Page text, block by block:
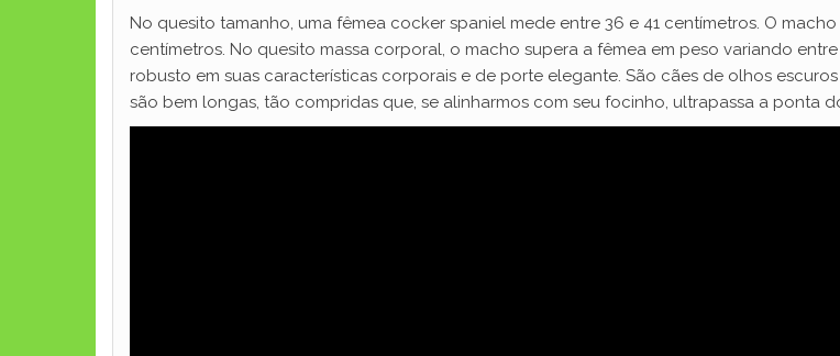
No quesito tamanho, uma fêmea cocker spaniel mede entre 36 e 41 centímetros. O
centímetros. No quesito massa corporal, o macho supera a fêmea em peso variando
robusto em suas características corporais e de porte elegante. São cães de olhos
são bem longas, tão compridas que, se alinharmos com seu focinho, ultrapassa a ponta